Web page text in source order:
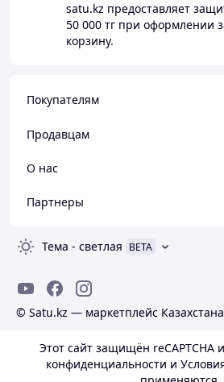
satu.kz предоставляет
50 000 тг при оформлении
корзину.
Покупателям
Продавцам
О нас
Партнеры
Тема - светлая BETA
© Satu.kz — маркетплейс
Этот сайт защищён reCAPTCHA
конфиденциальности и